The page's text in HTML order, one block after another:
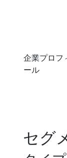
企業プロフ
ール
セグ